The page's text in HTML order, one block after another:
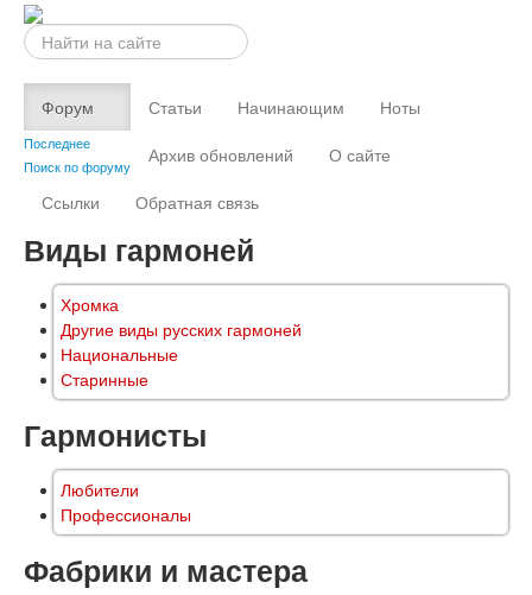
Искать...
Форум
Последнее
Поиск по форуму
Статьи Начинающим
Ноты
Архив обновлений
О сайте
Ссылки
Обратная связь
Виды гармоней
Хромка
Другие виды русских гармоней
Национальные
Старинные
Гармонисты
Любители
Профессионалы
Фабрики и мастера